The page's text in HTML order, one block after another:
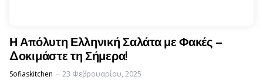
Η Απόλυτη Ελληνική Σαλάτα με Φακές –
Δοκιμάστε τη Σήμερα!
Posted
Sofiaskitchen 23 Φεβρουαρίου, 2025